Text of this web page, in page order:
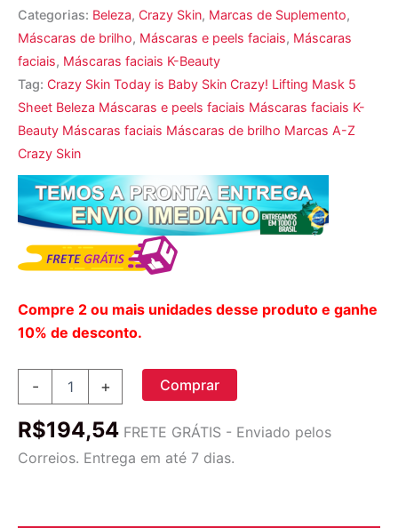
Categorias: Beleza, Crazy Skin, Marcas de Suplemento,
Máscaras de brilho, Máscaras e peels faciais, Máscaras
faciais, Máscaras faciais K-Beauty
Tag: Crazy Skin Today is Baby Skin Crazy! Lifting Mask 5
Sheet Beleza Máscaras e peels faciais Máscaras faciais K-
Beauty Máscaras faciais Máscaras de brilho Marcas A-Z
Crazy Skin
Compre 2 ou mais unidades desse produto e ganhe
10% de desconto.
-
is
Skin,
+ Comprar
R$194,54 FRETE GRÁTIS - Enviado pelos
Correios. Entrega em até 7 dias.